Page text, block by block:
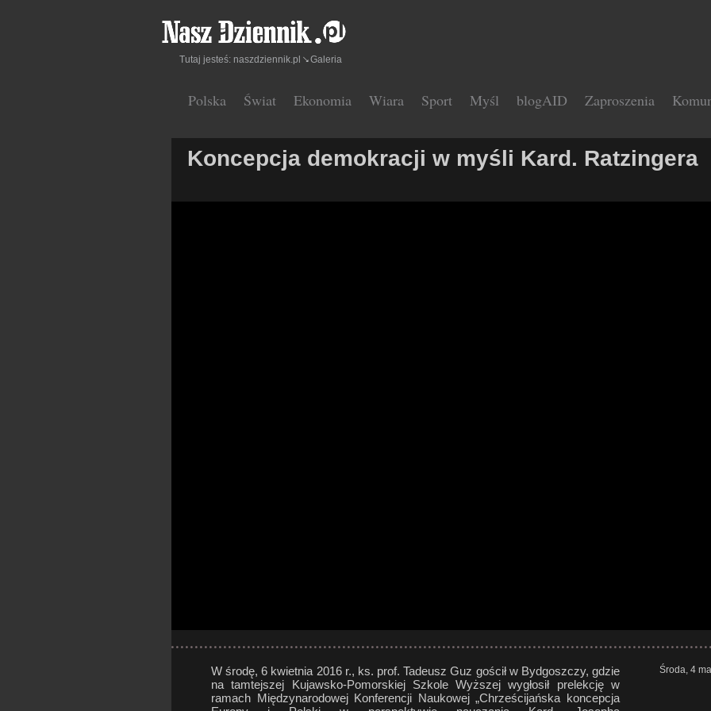
Polska Świat Ekonomia Wiara Sport Myśl blogAID Zaproszenia
Tutaj jesteś: naszdziennik.pl Galeria
Koncepcja demokracji w myśli Kard. Ratzingera
W środę, 6 kwietnia 2016 r., ks. prof. Tadeusz Guz gościł w Bydgoszczy, gdzie
na tamtejszej Kujawsko-Pomorskiej Szkole Wyższej wygłosił prelekcję w
ramach Międzynarodowej Konferencji Naukowej „Chrześcijańska koncepcja
Środa, 4